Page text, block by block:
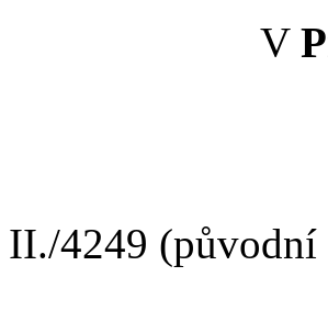
V
II./4249 (původní